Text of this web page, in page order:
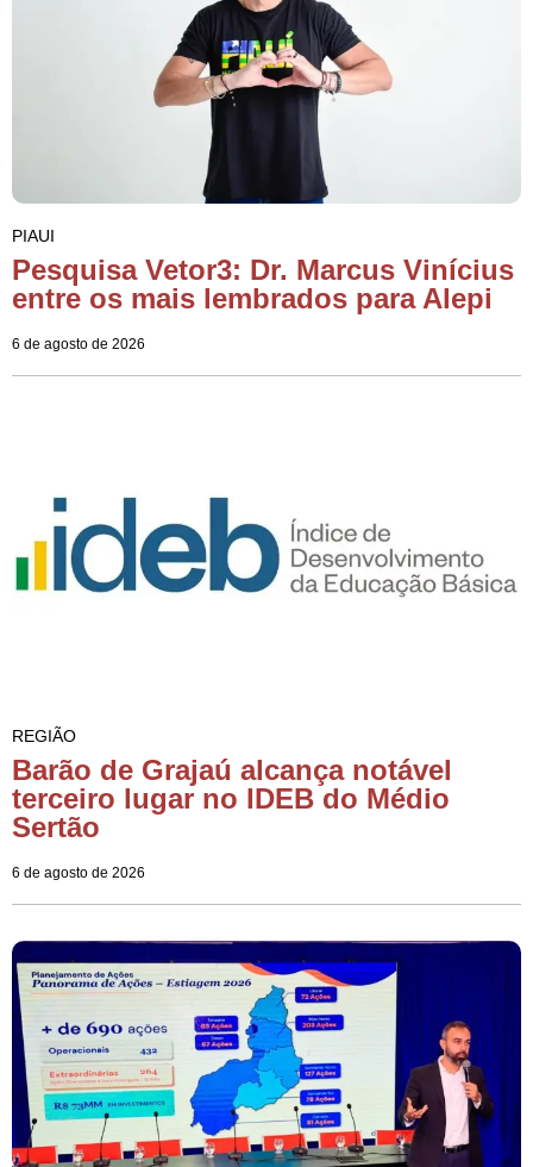
PIAUI
Pesquisa Vetor3: Dr. Marcus Vinícius
entre os mais lembrados para Alepi
6 de agosto de 2026
REGIÃO
Barão de Grajaú alcança notável
terceiro lugar no IDEB do Médio
Sertão
6 de agosto de 2026